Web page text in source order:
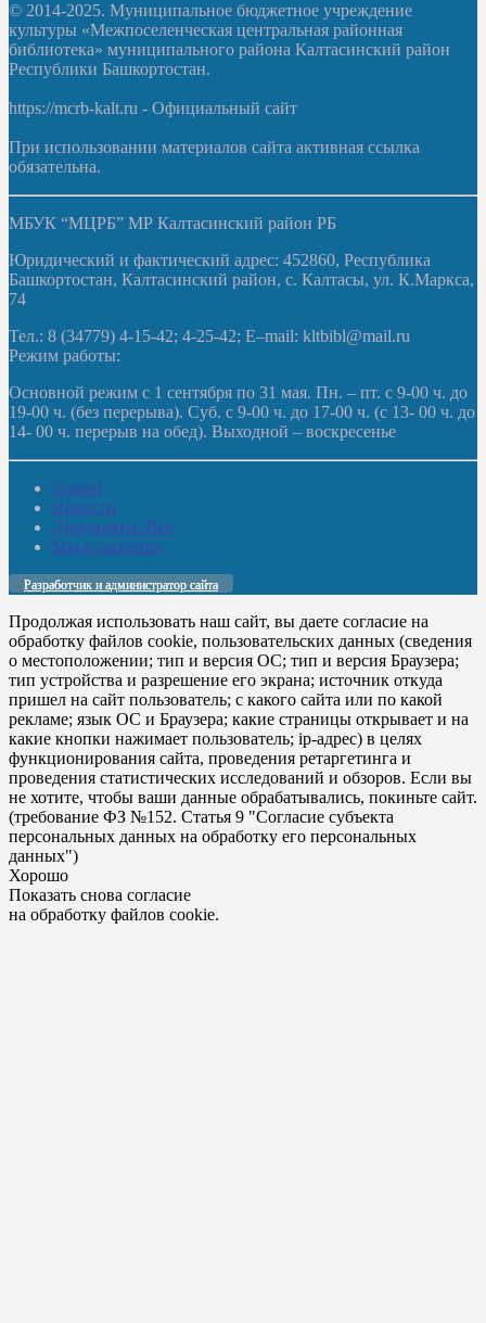
© 2014-2025. Муниципальное бюджетное учреждение
культуры «Межпоселенческая центральная районная
библиотека» муниципального района Калтасинский район
Республики Башкортостан.
https://mcrb-kalt.ru - Официальный сайт
При использовании материалов сайта активная ссылка
обязательна.
МБУК “МЦРБ” МР Калтасинский район РБ
Юридический и фактический адрес: 452860, Республика
Башкортостан, Калтасинский район, с. Калтасы, ул. К.Маркса,
74
Тел.: 8 (34779) 4-15-42; 4-25-42; E–mail: kltbibl@mail.ru
Режим работы:
Основной режим с 1 сентября по 31 мая. Пн. – пт. с 9-00 ч. до
19-00 ч. (без перерыва). Суб. с 9-00 ч. до 17-00 ч. (с 13- 00 ч. до
14- 00 ч. перерыв на обед). Выходной – воскресенье
Домой
Новости
Документы. Все
Мы в соцсетях
Разработчик и администратор сайта
Продолжая использовать наш сайт, вы даете согласие на
обработку файлов cookie, пользовательских данных (сведения
о местоположении; тип и версия ОС; тип и версия Браузера;
тип устройства и разрешение его экрана; источник откуда
пришел на сайт пользователь; с какого сайта или по какой
рекламе; язык ОС и Браузера; какие страницы открывает и на
какие кнопки нажимает пользователь; ip-адрес) в целях
функционирования сайта, проведения ретаргетинга и
проведения статистических исследований и обзоров. Если вы
не хотите, чтобы ваши данные обрабатывались, покиньте сайт.
(требование ФЗ №152. Статья 9 "Согласие субъекта
персональных данных на обработку его персональных
данных")
Хорошо
Показать снова согласие
на обработку файлов cookie.